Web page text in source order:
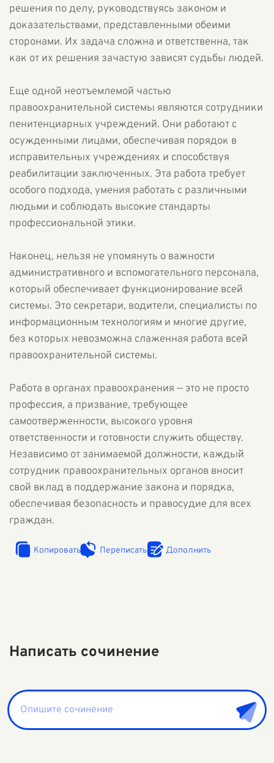
решения по делу, руководствуясь законом и
доказательствами, представленными обеими
сторонами. Их задача сложна и ответственна, так
как от их решения зачастую зависят судьбы людей.
Еще одной неотъемлемой частью
правоохранительной системы являются сотрудники
пенитенциарных учреждений. Они работают с
осужденными лицами, обеспечивая порядок в
исправительных учреждениях и способствуя
реабилитации заключенных. Эта работа требует
особого подхода, умения работать с различными
людьми и соблюдать высокие стандарты
профессиональной этики.
Наконец, нельзя не упомянуть о важности
административного и вспомогательного персонала,
который обеспечивает функционирование всей
системы. Это секретари, водители, специалисты по
информационным технологиям и многие другие,
без которых невозможна слаженная работа всей
правоохранительной системы.
Работа в органах правоохранения — это не просто
профессия, а призвание, требующее
самоотверженности, высокого уровня
ответственности и готовности служить обществу.
Независимо от занимаемой должности, каждый
сотрудник правоохранительных органов вносит
свой вклад в поддержание закона и порядка,
обеспечивая безопасность и правосудие для всех
граждан.
Копировать Переписать Дополнить
Написать сочинение